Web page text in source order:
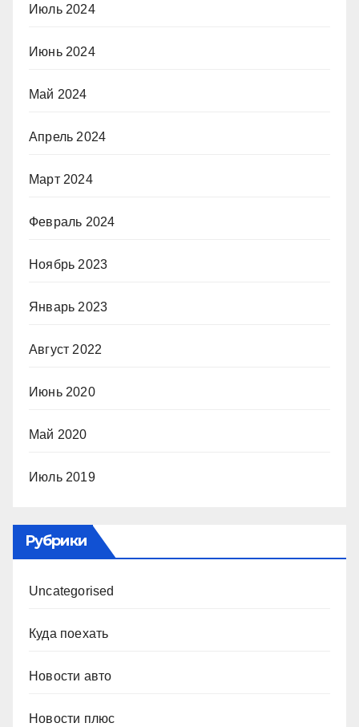
Июль 2024
Июнь 2024
Май 2024
Апрель 2024
Март 2024
Февраль 2024
Ноябрь 2023
Январь 2023
Август 2022
Июнь 2020
Май 2020
Июль 2019
Рубрики
Uncategorised
Куда поехать
Новости авто
Новости плюс